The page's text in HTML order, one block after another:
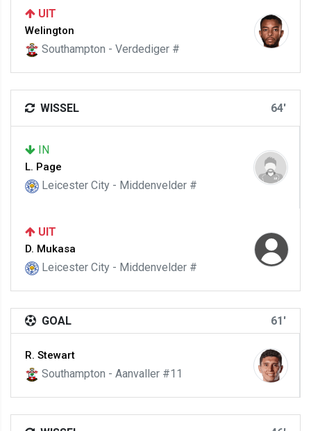
UIT
Welington
Southampton - Verdediger #
WISSEL 64'
IN
L. Page
Leicester City - Middenvelder #
UIT
D. Mukasa
Leicester City - Middenvelder #
GOAL 61'
R. Stewart
Southampton - Aanvaller #11